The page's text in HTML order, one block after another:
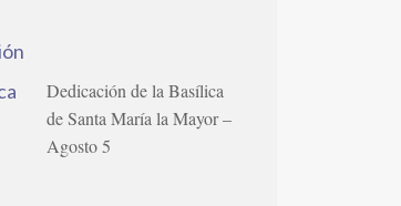
Dedicación de la Basílica
de Santa María la Mayor –
Agosto 5